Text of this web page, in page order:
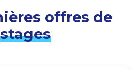
offres de
stages